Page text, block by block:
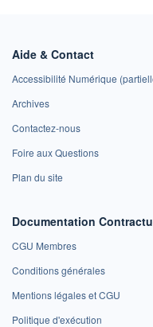
Aide & Contact
Accessibilité Numérique
Archives
Contactez-nous
Foire aux Questions
Plan du site
Documentation
CGU Membres
Conditions générales
Mentions légales et CGU
Politique d'exécution